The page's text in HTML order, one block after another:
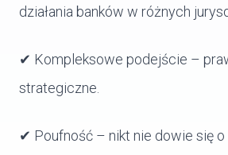
działania banków w różnych
✔ Kompleksowe podejście –
strategiczne.
✔ Poufność – nikt nie dowie się